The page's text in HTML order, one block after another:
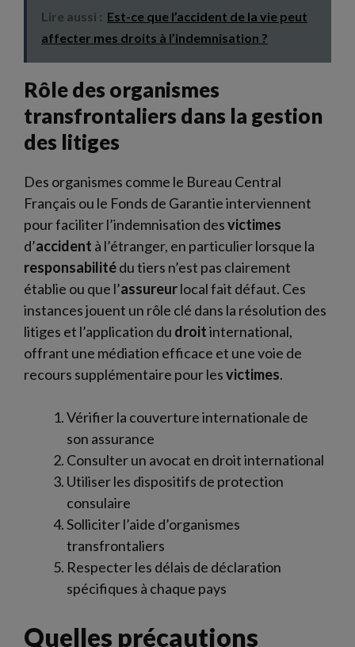
Lire aussi : Est-ce que l’accident de la vie peut
affecter mes droits à l’indemnisation ?
Rôle des organismes
transfrontaliers dans la gestion
des litiges
Des organismes comme le Bureau Central
Français ou le Fonds de Garantie interviennent
pour faciliter l’indemnisation desvictimes
d’accident à l’étranger, en particulier lorsque la
responsabilitédu tiers n’est pas clairement
établie ou que l’assureurlocal fait défaut. Ces
instances jouent un rôle clé dans la résolution des
litiges et l’application du droitinternational,
offrant une médiation efficace et une voie de
recours supplémentaire pour lesvictimes.
Vérifier la couverture internationale de
son assurance
Consulter un avocat en droit international
Utiliser les dispositifs de protection
consulaire
Solliciter l’aide d’organismes
transfrontaliers
Respecter les délais de déclaration
spécifiques à chaque pays
Quelles précautions